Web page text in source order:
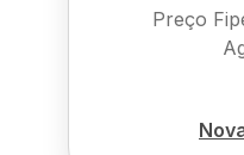
Preço